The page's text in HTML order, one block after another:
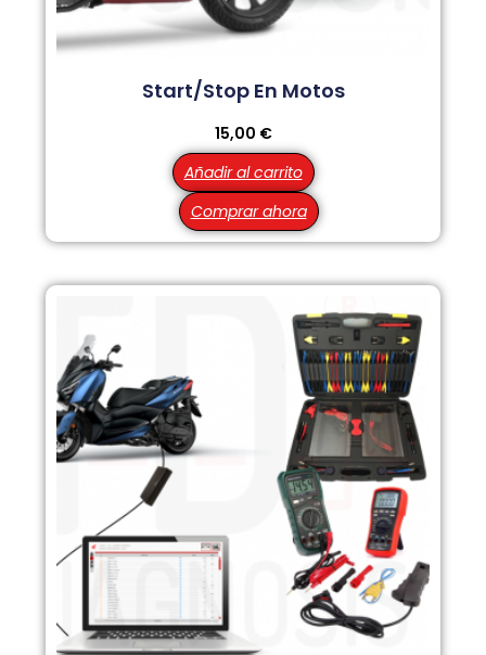
Start/Stop En Motos
15,00 €
Añadir al carrito
Comprar ahora